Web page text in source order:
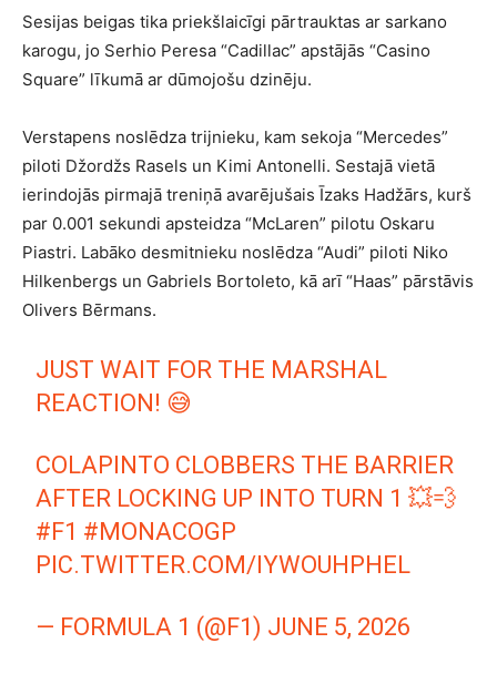
Sesijas beigas tika priekšlaicīgi pārtrauktas ar sarkano
karogu, jo Serhio Peresa “Cadillac” apstājās “Casino
Square” līkumā ar dūmojošu dzinēju.
Verstapens noslēdza trijnieku, kam sekoja “Mercedes”
piloti Džordžs Rasels un Kimi Antonelli. Sestajā vietā
ierindojās pirmajā treniņā avarējušais Īzaks Hadžārs, kurš
par 0.001 sekundi apsteidza “McLaren” pilotu Oskaru
Piastri. Labāko desmitnieku noslēdza “Audi” piloti Niko
Hilkenbergs un Gabriels Bortoleto, kā arī “Haas” pārstāvis
Olivers Bērmans.
JUST WAIT FOR THE MARSHAL
REACTION! 😅
COLAPINTO CLOBBERS THE BARRIER
AFTER LOCKING UP INTO TURN 1 💥💨
#F1 #MONACOGP
PIC.TWITTER.COM/IYWOUHPHEL
— FORMULA 1 (@F1) JUNE 5, 2026